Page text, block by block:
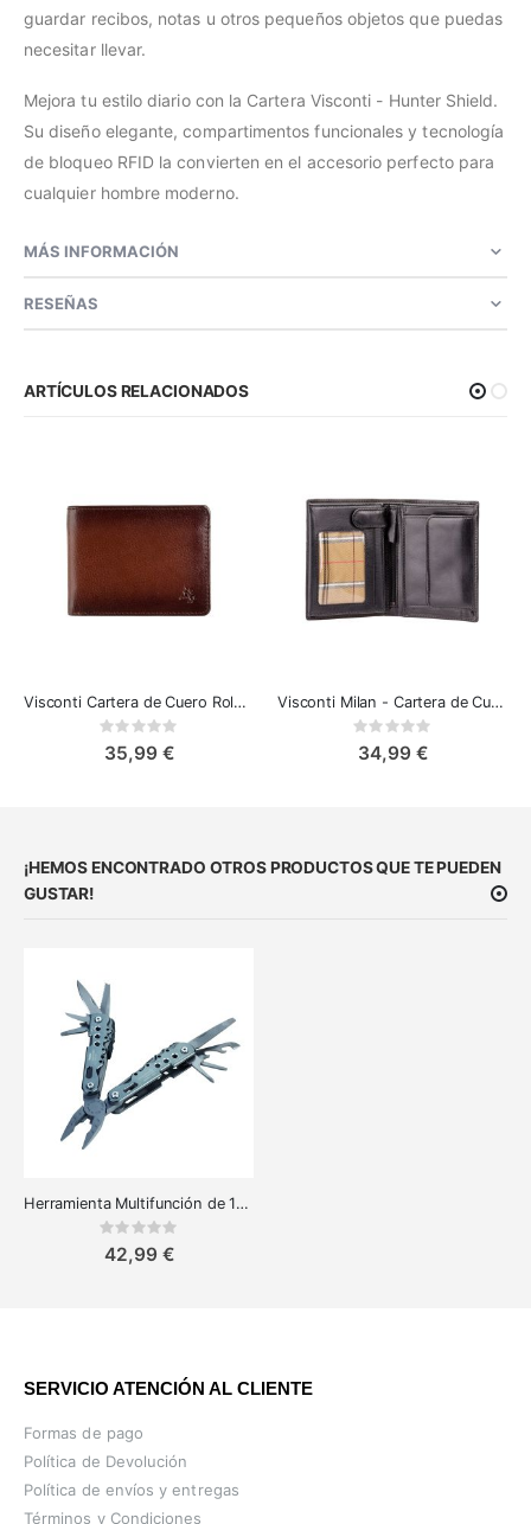
guardar recibos, notas u otros pequeños objetos que puedas
necesitar llevar.
Mejora tu estilo diario con la Cartera Visconti - Hunter Shield.
Su diseño elegante, compartimentos funcionales y tecnología
de bloqueo RFID la convierten en el accesorio perfecto para
cualquier hombre moderno.
MÁS INFORMACIÓN
RESEÑAS
ARTÍCULOS RELACIONADOS
Visconti Cartera de Cuero Roland
Rating:
35,99 €
Visconti Milan - Cartera de Cuero
Rating:
34,99 €
¡HEMOS ENCONTRADO OTROS PRODUCTOS QUE TE PUEDEN
GUSTAR!
Herramienta Multifunción de 10 Funciones Troika - Esencial para Cualquier Proyecto
Rating:
42,99 €
SERVICIO ATENCIÓN AL CLIENTE
Formas de pago
Política de Devolución
Política de envíos y entregas
Términos y Condiciones